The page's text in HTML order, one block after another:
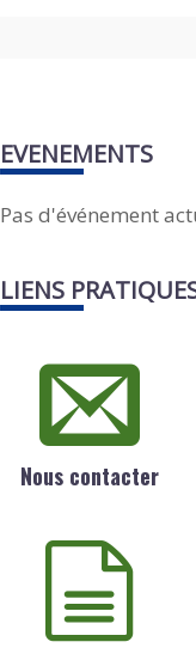
EVENEMENTS
Pas d'événement
LIENS
Nous contacter